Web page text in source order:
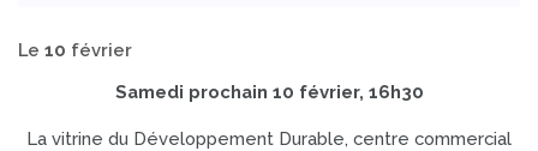
Le 10 février
Samedi prochain 10 février, 16h30
La vitrine du Développement Durable, centre commercial